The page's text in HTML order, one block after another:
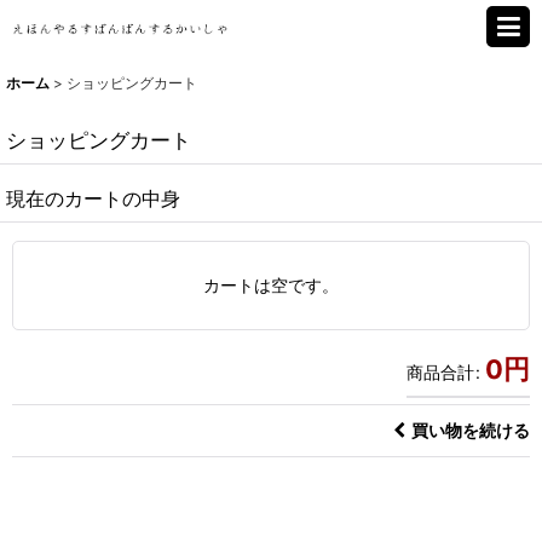
ホーム > ショッピングカート
ショッピングカート
現在のカートの中身
カートは空です。
商品合計: 0円
買い物を続ける